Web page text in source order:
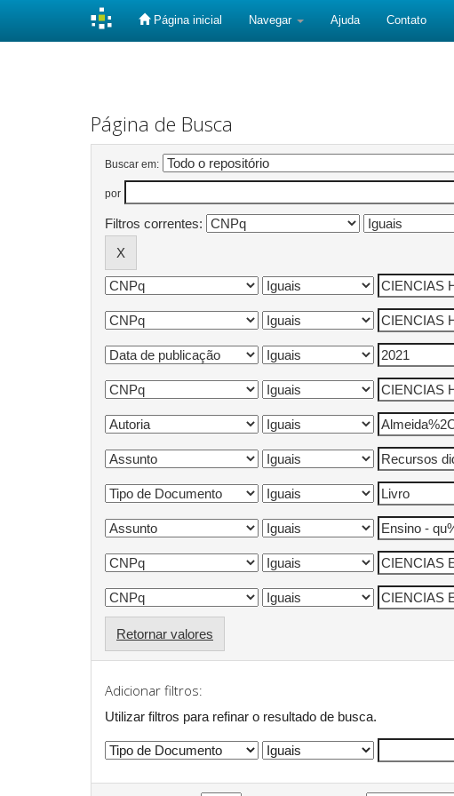
Página inicial Navegar Ajuda Contato
Página de Busca
Buscar em:
por
Filtros correntes:
Retornar valores
Adicionar filtros:
Utilizar filtros para refinar o resultado de busca.